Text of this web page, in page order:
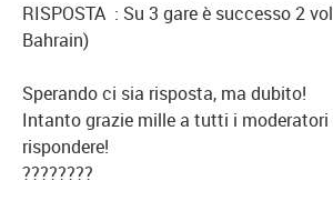
RISPOSTA : Su 3 gare è successo 2
Bahrain)
Sperando ci sia risposta, ma dubito!
Intanto grazie mille a tutti i moderatori
rispondere!
????????